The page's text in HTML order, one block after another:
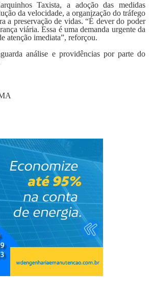
Taxista, a adoção das medidas
da velocidade, a organização do tráfego
a preservação de vidas. “É dever do poder
viária. Essa é uma demanda urgente da
atenção imediata”, reforçou.
análise e providências por parte do